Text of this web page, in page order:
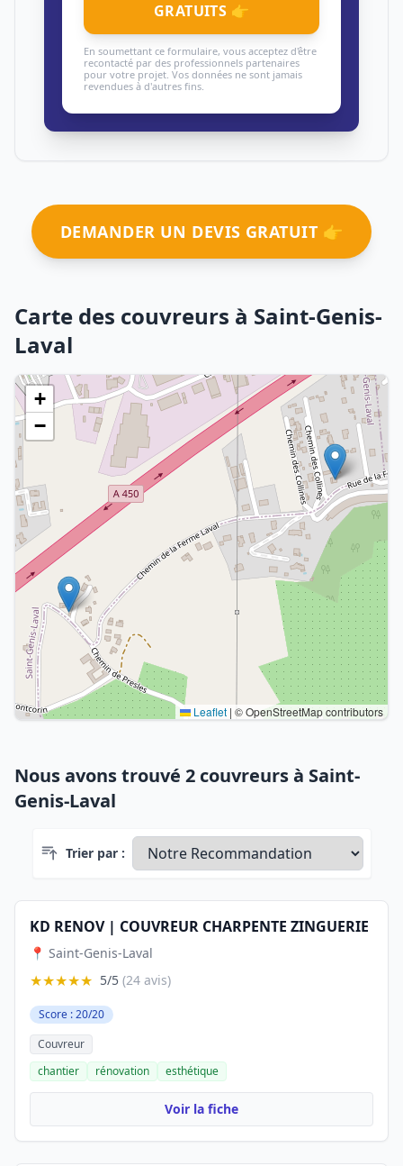
GRATUITS 👉
En soumettant ce formulaire, vous acceptez d'être
recontacté par des professionnels partenaires
pour votre projet. Vos données ne sont jamais
revendues à d'autres fins.
DEMANDER UN DEVIS GRATUIT 👉
Carte des couvreurs à Saint-Genis-
Laval
+
−
Leaflet | © OpenStreetMap contributors
Nous avons trouvé 2 couvreurs à Saint-
Genis-Laval
Trier par :
KD RENOV | COUVREUR CHARPENTE ZINGUERIE
📍 Saint-Genis-Laval
★★★★★ 5/5 (24 avis)
Score : 20/20
Couvreur
chantier
rénovation esthétique
Voir la fiche